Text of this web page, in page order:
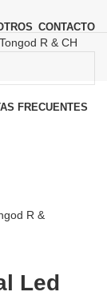
CONTACTO
FRECUENTES
Led